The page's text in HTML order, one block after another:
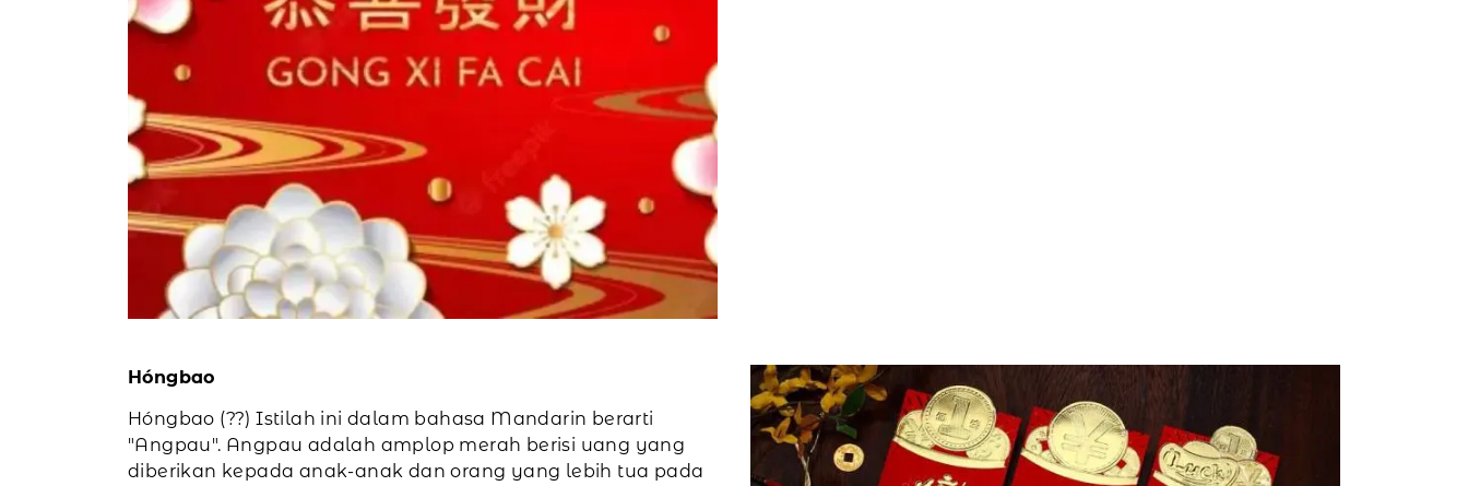
Hóngbao
Hóngbao (??) Istilah ini dalam bahasa Mandarin berarti
"Angpau". Angpau adalah amplop merah berisi uang yang
diberikan kepada anak-anak dan orang yang lebih tua pada